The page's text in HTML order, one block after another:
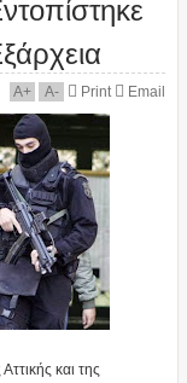
A+ A- Print Email
και της